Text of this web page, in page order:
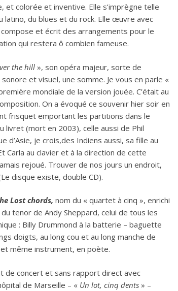
colorée et inventive. Elle s’imprègne telle
du blues et du rock. Elle œuvre avec
et écrit des arrangements pour le
qui restera ô combien fameuse.
the hill », son opéra majeur, sorte de
et visuel, une somme. Je vous en parle «
mondiale de la version jouée. C’était au
On a évoqué ce souvenir hier soir en
frisquet emportant les partitions dans le
livret (mort en 2003), celle aussi de Phil
d’Asie, je crois,des Indiens aussi, sa fille au
Carla au clavier et à la direction de cette
rejoué. Trouver de nos jours un endroit,
disque existe, double CD).
Lost chords, nom du « quartet à cinq », enrichi
tenor de Andy Sheppard, celui de tous les
: Billy Drummond à la batterie – baguette
doigts, au long cou et au long manche de
et même instrument, en poète.
de concert et sans rapport direct avec
de Marseille – « Un lot, cinq dents » –